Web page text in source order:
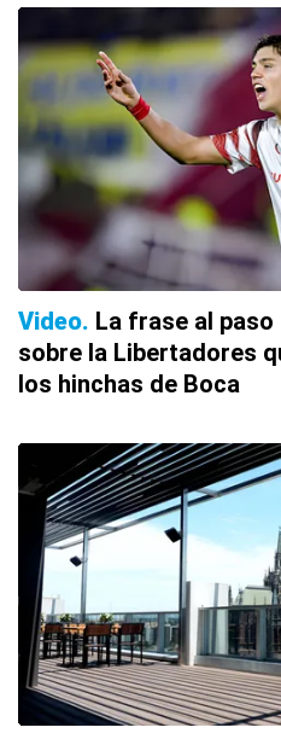
Video La frase al paso
sobre la Libertadores
los hinchas de Boca